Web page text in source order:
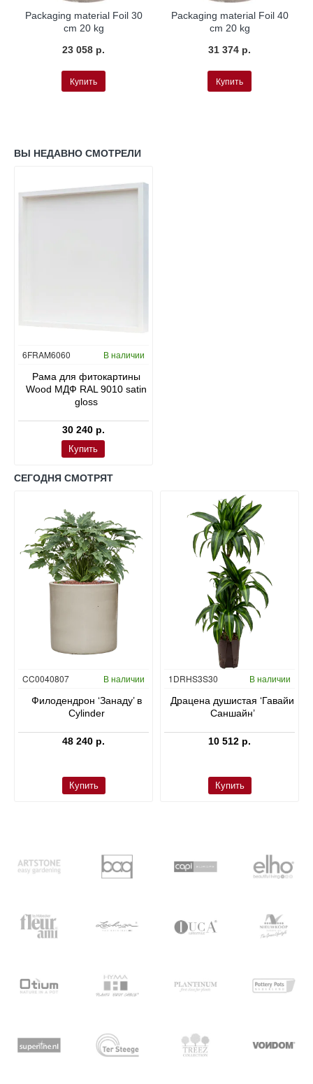
Packaging material Foil 30
cm 20 kg
23 058 р.
Купить
Packaging material Foil 40
cm 20 kg
31 374 р.
Купить
ВЫ НЕДАВНО СМОТРЕЛИ
6FRAM6060 В наличии
Рама для фитокартины
Wood МДФ RAL 9010 satin
gloss
30 240 р.
Купить
СЕГОДНЯ СМОТРЯТ
CC0040807 В наличии
Филодендрон ‘Занаду’ в
Cylinder
48 240 р.
Купить
Гидропоника
1DRHS3S30 В наличии
Драцена душистая ‘Гавайи
Саншайн’
10 512 р.
Купить